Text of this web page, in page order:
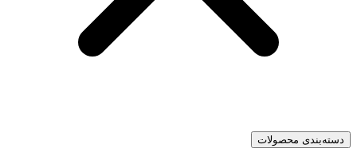
دسته‌بندی محصولات